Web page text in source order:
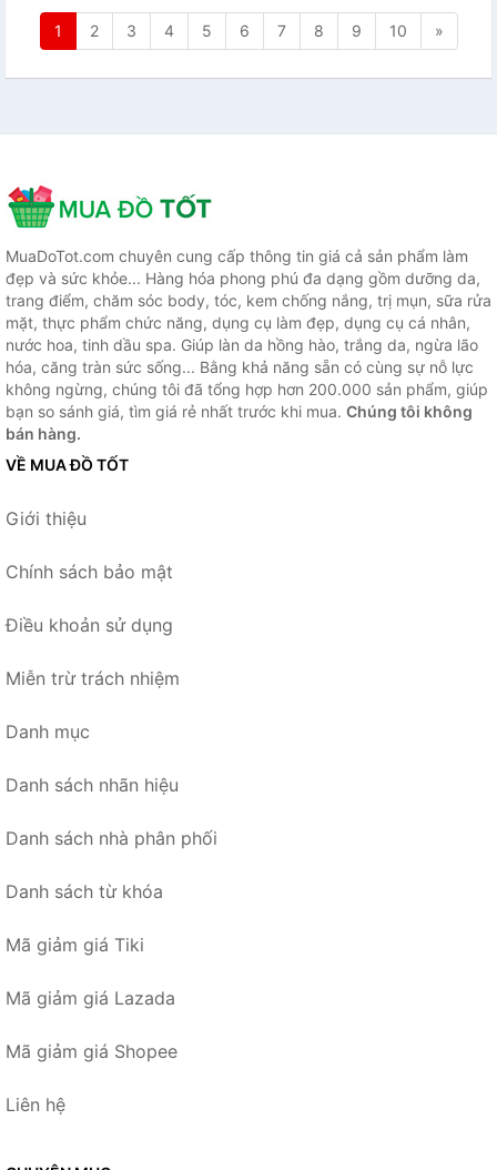
1 2 3 4 5 6 7 8 9 10 »
MuaDoTot.com chuyên cung cấp thông tin giá cả sản phẩm làm
đẹp và sức khỏe... Hàng hóa phong phú đa dạng gồm dưỡng da,
trang điểm, chăm sóc body, tóc, kem chống nắng, trị mụn, sữa rửa
mặt, thực phẩm chức năng, dụng cụ làm đẹp, dụng cụ cá nhân,
nước hoa, tinh dầu spa. Giúp làn da hồng hào, trắng da, ngừa lão
hóa, căng tràn sức sống... Bằng khả năng sẵn có cùng sự nỗ lực
không ngừng, chúng tôi đã tổng hợp hơn 200.000 sản phẩm, giúp
bạn so sánh giá, tìm giá rẻ nhất trước khi mua. Chúng tôi không
bán hàng.
VỀ MUA ĐỒ TỐT
Giới thiệu
Chính sách bảo mật
Điều khoản sử dụng
Miễn trừ trách nhiệm
Danh mục
Danh sách nhãn hiệu
Danh sách nhà phân phối
Danh sách từ khóa
Mã giảm giá Tiki
Mã giảm giá Lazada
Mã giảm giá Shopee
Liên hệ